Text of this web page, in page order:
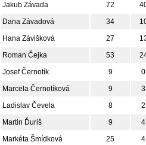
Jakub Závada
72
Dana Závadová
34
Hana Závišková
27
Roman Čejka
53
Josef Černotík
9
0
Marcela Černotíková
9
3
Ladislav Čevela
8
2
Martin Ďuriš
9
4
Markéta Šmídková
25
4